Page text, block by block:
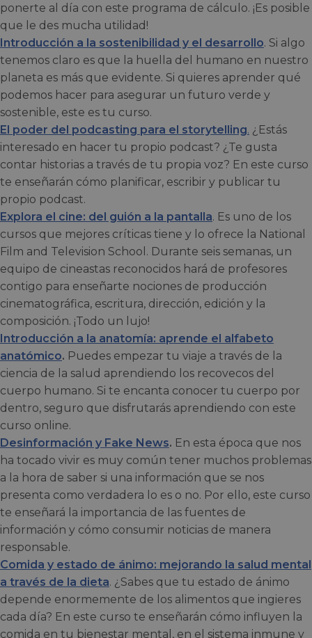
ponerte al día con este programa de cálculo. ¡Es posible
que le des mucha utilidad!
Introducción a la sostenibilidad y el desarrollo. Si algo
tenemos claro es que la huella del humano en nuestro
planeta es más que evidente. Si quieres aprender qué
podemos hacer para asegurar un futuro verde y
sostenible, este es tu curso.
El poder del podcasting para el storytelling. ¿Estás
interesado en hacer tu propio podcast? ¿Te gusta
contar historias a través de tu propia voz? En este curso
te enseñarán cómo planificar, escribir y publicar tu
propio podcast.
Explora el cine: del guión a la pantalla. Es uno de los
cursos que mejores críticas tiene y lo ofrece la National
Film and Television School. Durante seis semanas, un
equipo de cineastas reconocidos hará de profesores
contigo para enseñarte nociones de producción
cinematográfica, escritura, dirección, edición y la
composición. ¡Todo un lujo!
Introducción a la anatomía: aprende el alfabeto
anatómico. Puedes empezar tu viaje a través de la
ciencia de la salud aprendiendo los recovecos del
cuerpo humano. Si te encanta conocer tu cuerpo por
dentro, seguro que disfrutarás aprendiendo con este
curso online.
Desinformación y Fake News. En esta época que nos
ha tocado vivir es muy común tener muchos problemas
a la hora de saber si una información que se nos
presenta como verdadera lo es o no. Por ello, este curso
te enseñará la importancia de las fuentes de
información y cómo consumir noticias de manera
responsable.
Comida y estado de ánimo: mejorando la salud mental
a través de la dieta. ¿Sabes que tu estado de ánimo
depende enormemente de los alimentos que ingieres
cada día? En este curso te enseñarán cómo influyen la
comida en tu bienestar mental, en el sistema inmune y